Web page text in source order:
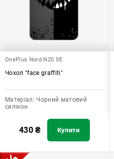
OnePlus Nord N20 SE
Чохол "face graffiti"
Матеріал: Чорний матовий
силікон
430₴ Купити